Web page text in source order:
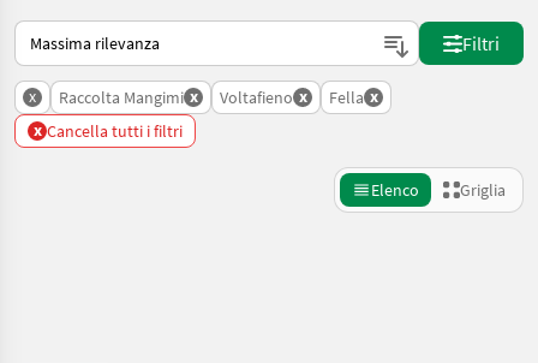
Ecco come viene ordinato su Landwirt.com
Filtri
x Raccolta Mangimi x Voltafieno x Fella x
x Cancella tutti i filtri
Elenco Griglia